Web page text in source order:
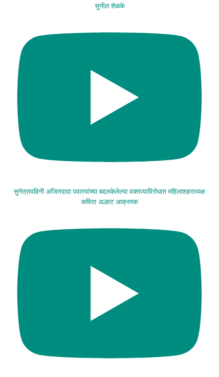
सुनील शेळके
सुनेत्रावहिनी अजितदादा पवारयांच्या बद्दलकेलेल्या वक्तव्याविरोधात महिलाशहराध्यक्ष
कविता अल्हाट आक्रमक